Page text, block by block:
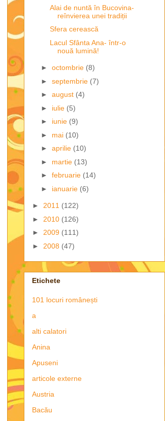
Alai de nuntă în Bucovina-
reînvierea unei tradiții
Sfera cerească
Lacul Sfânta Ana- într-o
nouă lumină!
► octombrie (8)
► septembrie (7)
► august (4)
► iulie (5)
► iunie (9)
► mai (10)
► aprilie (10)
► martie (13)
► februarie (14)
► ianuarie (6)
► 2011 (122)
► 2010 (126)
► 2009 (111)
► 2008 (47)
Etichete
101 locuri românești
a
alti calatori
Anina
Apuseni
articole externe
Austria
Bacău